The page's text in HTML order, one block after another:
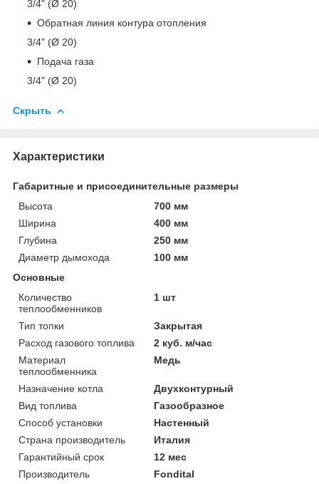
3/4" (Ø 20)
Обратная линия контура отопления
3/4" (Ø 20)
Подача газа
3/4" (Ø 20)
Скрыть
Характеристики
Габаритные и присоединительные размеры
Высота
700 мм
Ширина
400 мм
Глубина
250 мм
Диаметр дымохода
100 мм
Основные
Количество
теплообменников
1 шт
Тип топки
Закрытая
Расход газового топлива
2 куб. м/час
Материал
теплообменника
Медь
Назначение котла
Двухконтурный
Вид топлива
Газообразное
Способ установки
Настенный
Страна производитель
Италия
Гарантийный срок
12 мес
Производитель
Fondital